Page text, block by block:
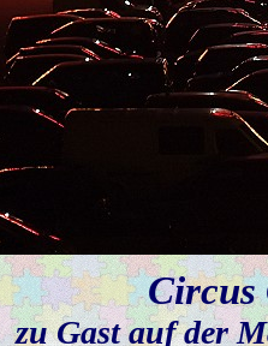
Circus
zu Gast auf der